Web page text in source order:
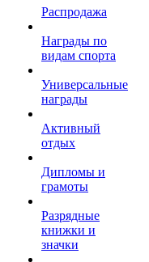
Распродажа
Награды по
видам спорта
Универсальные
награды
Активный
отдых
Дипломы и
грамоты
Разрядные
книжки и
значки